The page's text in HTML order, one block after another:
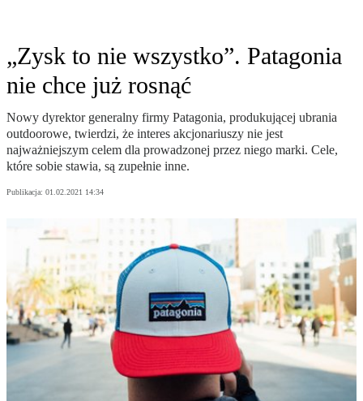
„Zysk to nie wszystko”. Patagonia
nie chce już rosnąć
Nowy dyrektor generalny firmy Patagonia, produkującej ubrania
outdoorowe, twierdzi, że interes akcjonariuszy nie jest
najważniejszym celem dla prowadzonej przez niego marki. Cele,
które sobie stawia, są zupełnie inne.
Publikacja: 01.02.2021 14:34